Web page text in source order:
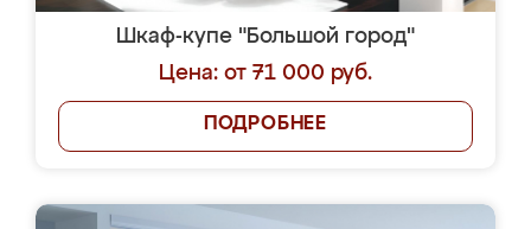
Шкаф-купе "Большой город"
Цена: от 71 000 руб.
ПОДРОБНЕЕ